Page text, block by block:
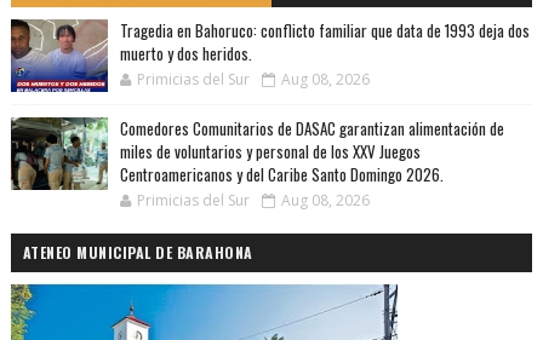
Tragedia en Bahoruco: conflicto familiar que data de 1993 deja dos
muerto y dos heridos.
Primicias del Sur Aug 08, 2026
Comedores Comunitarios de DASAC garantizan alimentación de
miles de voluntarios y personal de los XXV Juegos
Centroamericanos y del Caribe Santo Domingo 2026.
Primicias del Sur Aug 08, 2026
ATENEO MUNICIPAL DE BARAHONA